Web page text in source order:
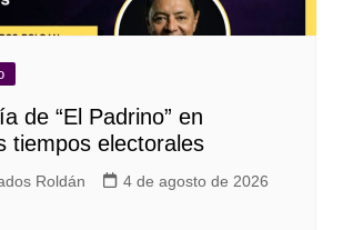
de “El Padrino” en
tiempos electorales
Roldán
4 de agosto de 2026